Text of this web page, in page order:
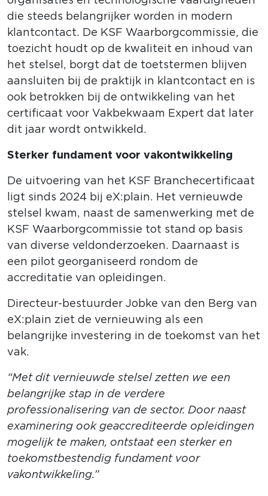
die steeds belangrijker worden in modern
klantcontact. De KSF Waarborgcommissie, die
toezicht houdt op de kwaliteit en inhoud van
het stelsel, borgt dat de toetstermen blijven
aansluiten bij de praktijk in klantcontact en is
ook betrokken bij de ontwikkeling van het
certificaat voor Vakbekwaam Expert dat later
dit jaar wordt ontwikkeld.
Sterker fundament voor vakontwikkeling
De uitvoering van het KSF Branchecertificaat
ligt sinds 2024 bij eX:plain. Het vernieuwde
stelsel kwam, naast de samenwerking met de
KSF Waarborgcommissie tot stand op basis
van diverse veldonderzoeken. Daarnaast is
een pilot georganiseerd rondom de
accreditatie van opleidingen.
Directeur-bestuurder Jobke van den Berg van
eX:plain ziet de vernieuwing als een
belangrijke investering in de toekomst van het
vak.
“Met dit vernieuwde stelsel zetten we een
belangrijke stap in de verdere
professionalisering van de sector. Door naast
examinering ook geaccrediteerde opleidingen
mogelijk te maken, ontstaat een sterker en
toekomstbestendig fundament voor
vakontwikkeling.”